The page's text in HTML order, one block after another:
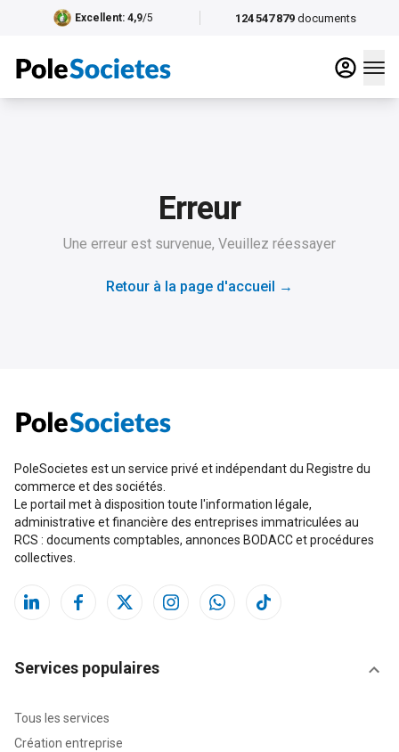
124 547 879 documents
Excellent: 4,9/5
Erreur
Une erreur est survenue, Veuillez réessayer
Retour à la page d'accueil →
PoleSocietes est un service privé et indépendant du Registre du
commerce et des sociétés.
Le portail met à disposition toute l'information légale,
administrative et financière des entreprises immatriculées au
RCS : documents comptables, annonces BODACC et procédures
collectives.
Services populaires
Tous les services
Création entreprise